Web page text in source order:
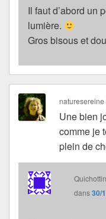
Il faut d’abord un
lumière.
Gros bisous et
naturesereine
Une bien
comme je
plein de
dans30/